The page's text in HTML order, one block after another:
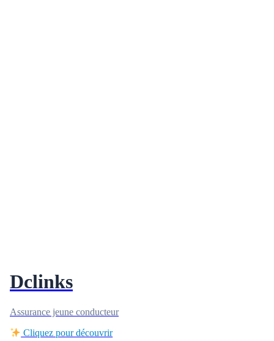
Dclinks
Assurance jeune conducteur
Cliquez pour découvrir